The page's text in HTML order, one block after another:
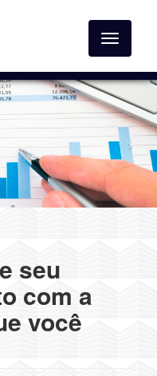
Toggle
seu
com a
você